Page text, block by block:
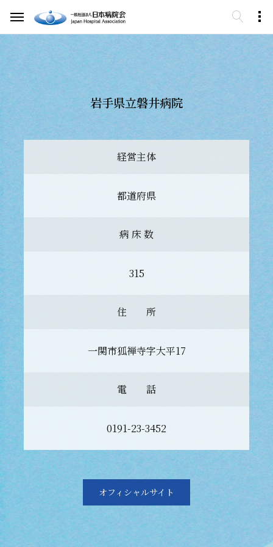
岩手県立磐井病院
経営主体
都道府県
病 床 数
315
住 所
一関市狐禅寺字大平17
電 話
0191-23-3452
オフィシャルサイト